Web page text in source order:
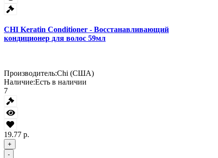
CHI Keratin Conditioner - Восстанавливающий
кондиционер для волос 59мл
Производитель:Chi (США)
Наличие:Есть в наличии
7
19.77 р.
+
-